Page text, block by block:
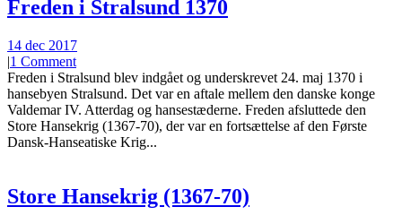
Freden i Stralsund 1370
14 dec 2017
|1 Comment
Freden i Stralsund blev indgået og underskrevet 24. maj 1370 i
hansebyen Stralsund. Det var en aftale mellem den danske konge
Valdemar IV. Atterdag og hansestæderne. Freden afsluttede den
Store Hansekrig (1367-70), der var en fortsættelse af den Første
Dansk-Hanseatiske Krig...
Store Hansekrig (1367-70)